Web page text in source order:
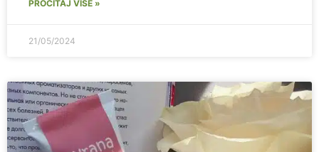
PROČITAJ VIŠE »
21/05/2024